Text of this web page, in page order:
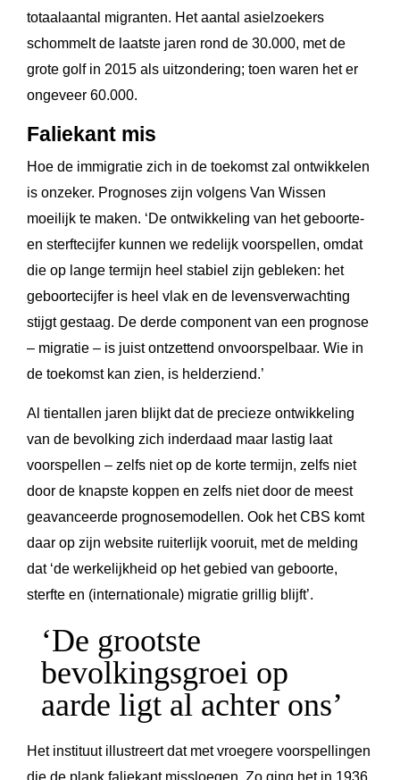
totaalaantal migranten. Het aantal asielzoekers
schommelt de laatste jaren rond de 30.000, met de
grote golf in 2015 als uitzondering; toen waren het er
ongeveer 60.000.
Faliekant mis
Hoe de immigratie zich in de toekomst zal ontwikkelen
is onzeker. Prognoses zijn volgens Van Wissen
moeilijk te maken. ‘De ontwikkeling van het geboorte-
en sterftecijfer kunnen we redelijk voorspellen, omdat
die op lange termijn heel stabiel zijn gebleken: het
geboortecijfer is heel vlak en de levensverwachting
stijgt gestaag. De derde component van een prognose
– migratie – is juist ontzettend onvoorspelbaar. Wie in
de toekomst kan zien, is helderziend.’
Al tientallen jaren blijkt dat de precieze ontwikkeling
van de bevolking zich inderdaad maar lastig laat
voorspellen – zelfs niet op de korte termijn, zelfs niet
door de knapste koppen en zelfs niet door de meest
geavanceerde prognosemodellen. Ook het CBS komt
daar op zijn website ruiterlijk vooruit, met de melding
dat ‘de werkelijkheid op het gebied van geboorte,
sterfte en (internationale) migratie grillig blijft’.
‘De grootste
bevolkingsgroei op
aarde ligt al achter ons’
Het instituut illustreert dat met vroegere voorspellingen